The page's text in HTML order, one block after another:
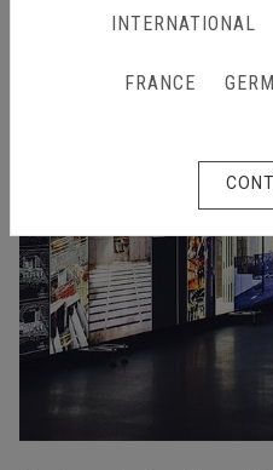
INTERNATIONAL
FRANCE